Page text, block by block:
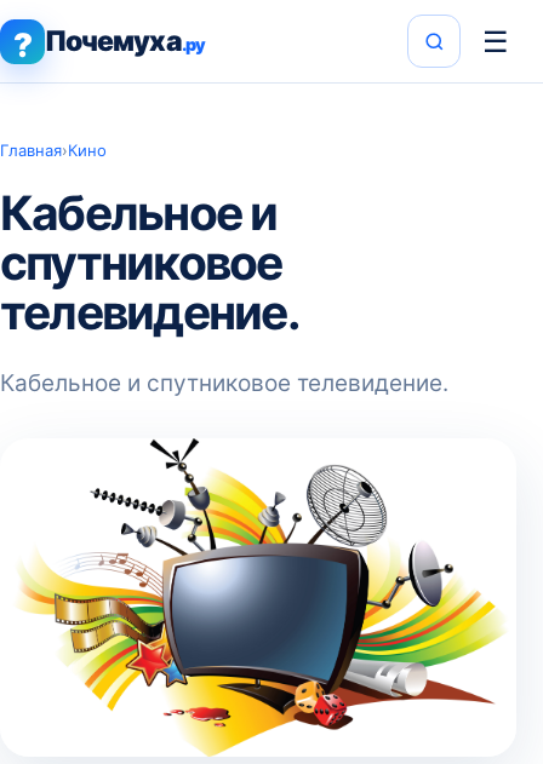
? Почемуха.ру ☰
Главная›Кино
Кабельное и
спутниковое
телевидение.
Кабельное и спутниковое телевидение.